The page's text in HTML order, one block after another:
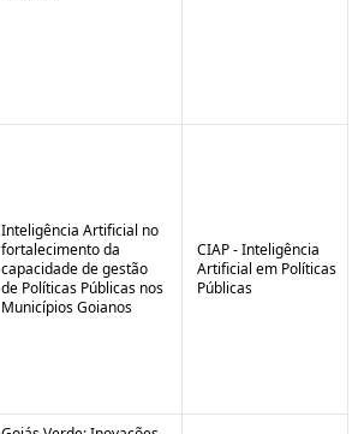
Inteligência Artificial no
fortalecimento da
capacidade de gestão
de Políticas Públicas nos
Municípios Goianos
CIAP - Inteligência
Artificial em Políticas
Públicas